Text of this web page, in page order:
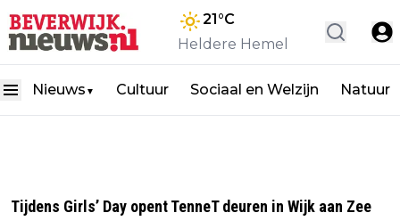
21°C
Heldere Hemel
Nieuws ▼ Cultuur Sociaal en Welzijn Natuur
Tijdens Girls’ Day opent TenneT deuren in Wijk aan Zee